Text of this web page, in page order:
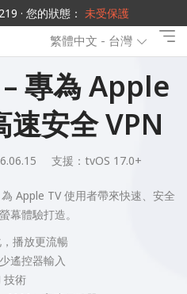
· 您的狀態： 未受保護
繁體中文 - 台灣
專為 Apple
速安全 VPN
支援： tvOS 17.0+
Apple TV 使用者帶來快速、安全
幕體驗打造。
播放更流暢
遙控器輸入
技術